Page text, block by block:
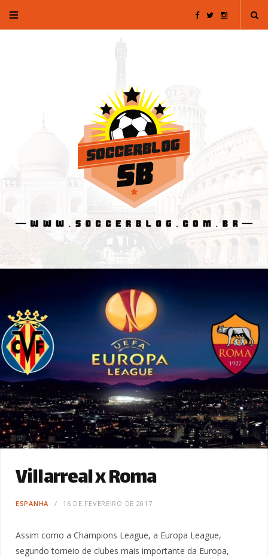
F T I
a
a
Villarreal x Roma
ESPANHA 16 DE FEVEREIRO DE 2017
Assim como a Champions League, a Europa League,
segundo torneio de clubes mais importante da Europa,